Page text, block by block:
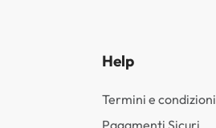
Help
Termini e condizioni